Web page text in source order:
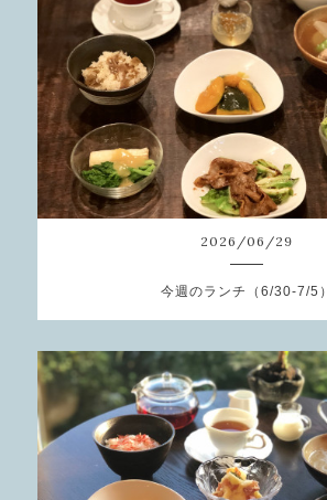
2026 /06 /29
今週のランチ（6/30-7/5）